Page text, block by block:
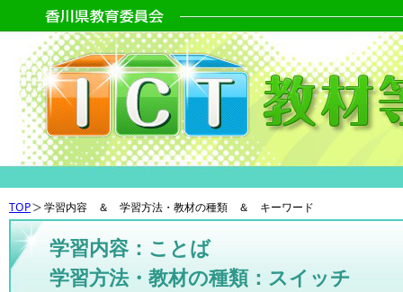
TOP 学習内容 ＆ 学習方法・教材の種類 ＆ キーワード
学習内容：ことば
学習方法・教材の種類：スイッチ